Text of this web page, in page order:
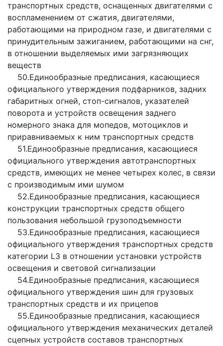
транспортных средств, оснащенных двигателями с
воспламенением от сжатия, двигателями,
работающими на природном газе, и двигателями с
принудительным зажиганием, работающими на снг,
в отношении выделяемых ими загрязняющих
веществ
50.Единообразные предписания, касающиеся
официального утверждения подфарников, задних
габаритных огней, стоп-сигналов, указателей
поворота и устройств освещения заднего
номерного знака для мопедов, мотоциклов и
приравниваемых к ним транспортных средств
51.Единообразные предписания, касающиеся
официального утверждения автотранспортных
средств, имеющих не менее четырех колес, в связи
с производимым ими шумом
52.Единообразные предписания, касающиеся
конструкции транспортных средств общего
пользования небольшой грузоподъемности
53.Единообразные предписания, касающиеся
официального утверждения транспортных средств
категории L3 в отношении установки устройств
освещения и световой сигнализации
54.Единообразные предписания, касающиеся
официального утверждения шин для грузовых
транспортных средств и их прицепов
55.Единообразные предписания, касающиеся
официального утверждения механических деталей
сцепных устройств составов транспортных